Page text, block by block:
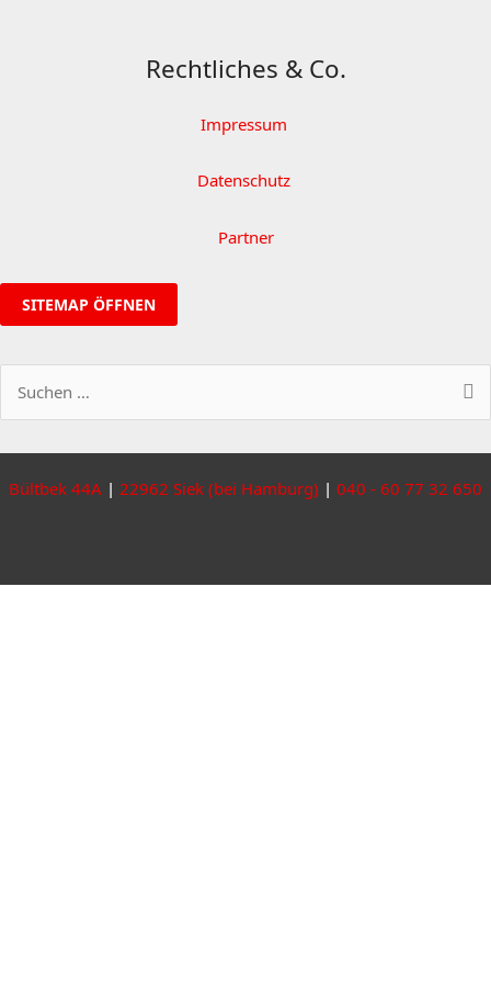
Rechtliches & Co.
Impressum
Datenschutz
Partner
SITEMAP ÖFFNEN
Suchen
nach:
Bültbek 44A | 22962 Siek (bei Hamburg) | 040 - 60 77 32 650